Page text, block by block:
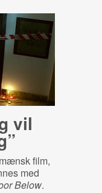
vil
film,
med
Below.